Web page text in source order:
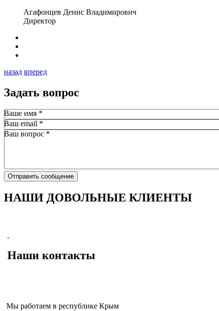
Агафонцев Денис Владимирович
Директор
назад вперед
Задать вопрос
Ваше имя *
Ваш email *
Ваш вопрос *
Отправить сообщение
НАШИ ДОВОЛЬНЫЕ КЛИЕНТЫ
Наши контакты
Мы работаем в республике Крым